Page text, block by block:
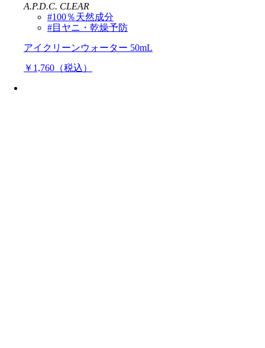
A.P.D.C. CLEAR
#100％天然成分
#目ヤニ・乾燥予防
アイクリーンウォーター 50mL
￥1,760（税込）